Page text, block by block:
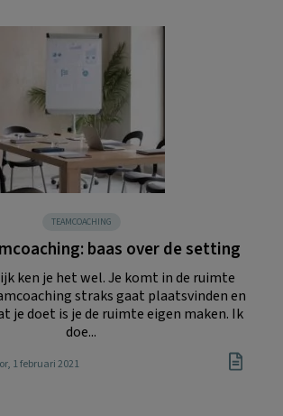
TEAMCOACHING
baas over de setting
ken je het wel. Je komt in de ruimte
straks gaat plaatsvinden en
je doet is je de ruimte eigen maken. Ik
doe...
, 1 februari 2021